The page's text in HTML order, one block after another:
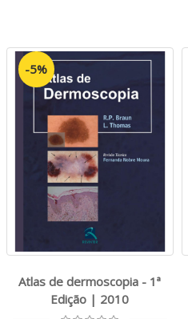
-5%
Atlas de dermoscopia - 1ª
Edição | 2010